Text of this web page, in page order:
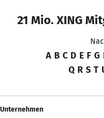
21 Mio. XING
A B C D E F G
Q R S T
Unternehmen